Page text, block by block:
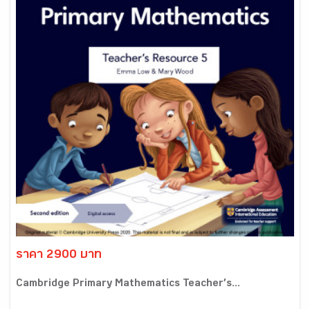
ราคา 2900 บาท
Cambridge Primary Mathematics Teacher’s...